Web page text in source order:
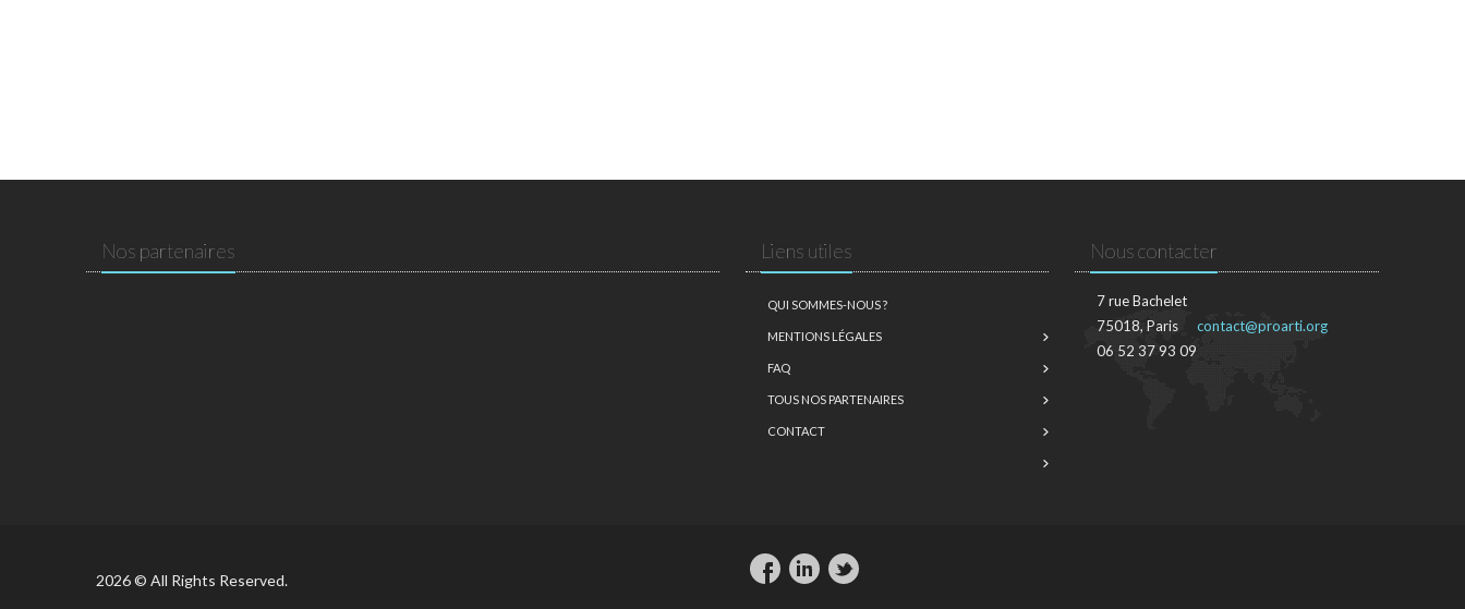
Nos partenaires Liens utiles
QUI SOMMES-NOUS ?
MENTIONS LÉGALES
FAQ
TOUS NOS PARTENAIRES
CONTACT
Nous contacter
7 rue Bachelet
75018, Paris
06 52 37 93 09
contact@proarti.org
2026 © All Rights Reserved.